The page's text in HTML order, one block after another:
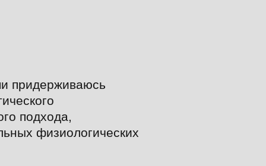
придерживаюсь
подхода,
физиологических